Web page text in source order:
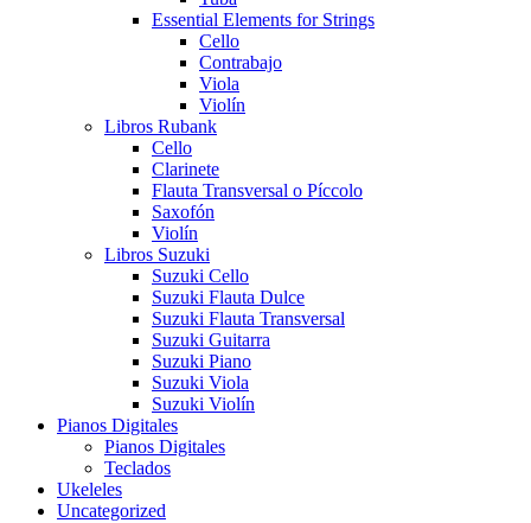
Essential Elements for Strings
Cello
Contrabajo
Viola
Violín
Libros Rubank
Cello
Clarinete
Flauta Transversal o Píccolo
Saxofón
Violín
Libros Suzuki
Suzuki Cello
Suzuki Flauta Dulce
Suzuki Flauta Transversal
Suzuki Guitarra
Suzuki Piano
Suzuki Viola
Suzuki Violín
Pianos Digitales
Pianos Digitales
Teclados
Ukeleles
Uncategorized